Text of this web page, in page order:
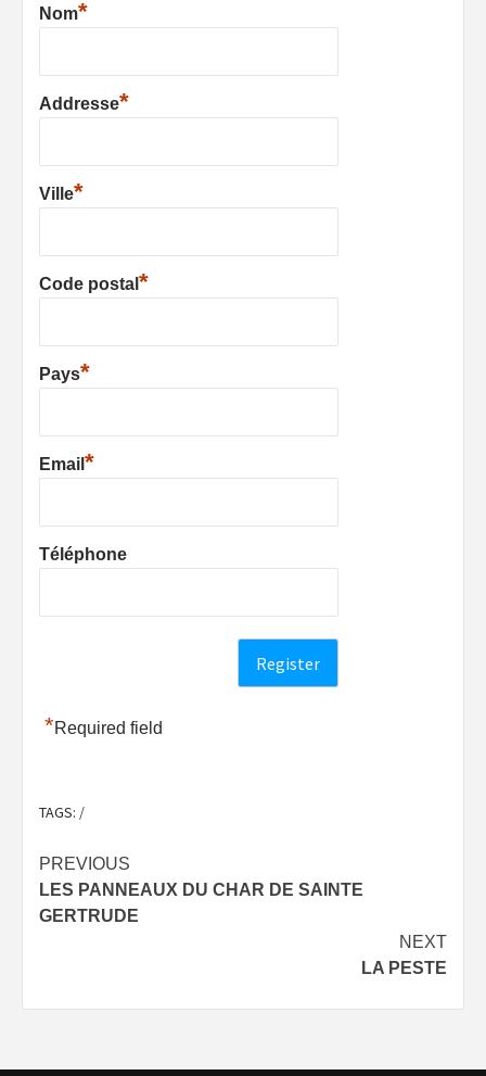
Nom*
Addresse*
Ville*
Code postal *
Pays*
Email *
Téléphone
*Required field
TAGS: /
Post
navigation
PREVIOUS
LES PANNEAUX DU CHAR DE SAINTE
GERTRUDE
NEXT
LA PESTE